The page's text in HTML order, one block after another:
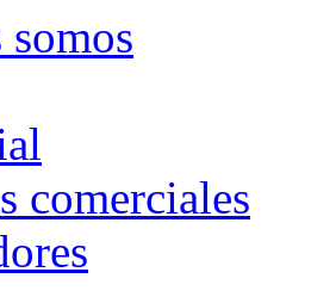
somos
comerciales